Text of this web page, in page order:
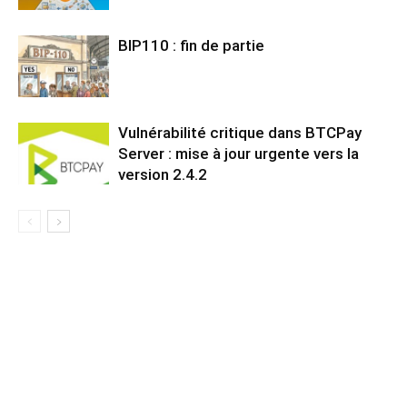
BIP110 : fin de partie
Vulnérabilité critique dans BTCPay
Server : mise à jour urgente vers la
version 2.4.2